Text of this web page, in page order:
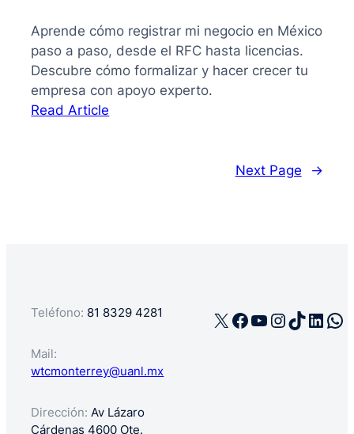
Aprende cómo registrar mi negocio en México
paso a paso, desde el RFC hasta licencias.
Descubre cómo formalizar y hacer crecer tu
empresa con apoyo experto.
Read Article
Next Page →
Teléfono: 81 8329 4281
Mail:
wtcmonterrey@uanl.mx
Dirección: Av Lázaro
Cárdenas 4600 Ote.
X Facebook
YouTube
TikTok